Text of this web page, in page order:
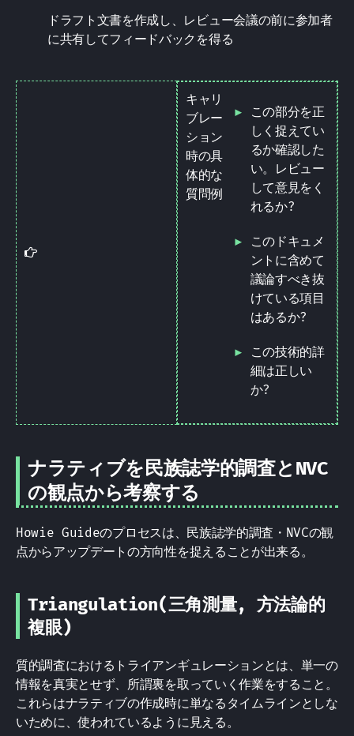
ドラフト文書を作成し、レビュー会議の前に参加者
に共有してフィードバックを得る
Tip
キャリ
ブレー
ション
時の具
体的な
質問例
この部分を正
しく捉えてい
るか確認した
い。レビュー
して意見をく
れるか?
このドキュメ
ントに含めて
議論すべき抜
けている項目
はあるか?
この技術的詳
細は正しい
か?
ナラティブを民族誌学的調査とNVC
の観点から考察する
Howie Guideのプロセスは、民族誌学的調査・NVCの観
点からアップデートの方向性を捉えることが出来る。
Triangulation(三角測量, 方法論的
複眼)
質的調査におけるトライアンギュレーションとは、単一の
情報を真実とせず、所謂裏を取っていく作業をすること。
これらはナラティブの作成時に単なるタイムラインとしな
いために、使われているように見える。